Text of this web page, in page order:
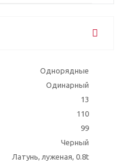
Однорядные
Одинарный
13
110
99
Черный
Латунь, луженая, 0.8t